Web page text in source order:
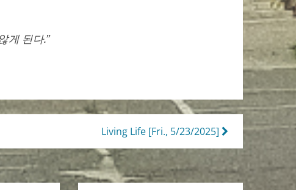
게 된다.”
Living Life [Fri., 5/23/2025]